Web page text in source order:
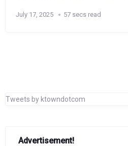
July 17, 2025 57 secs read
Tweets by ktowndotcom
Advertisement!